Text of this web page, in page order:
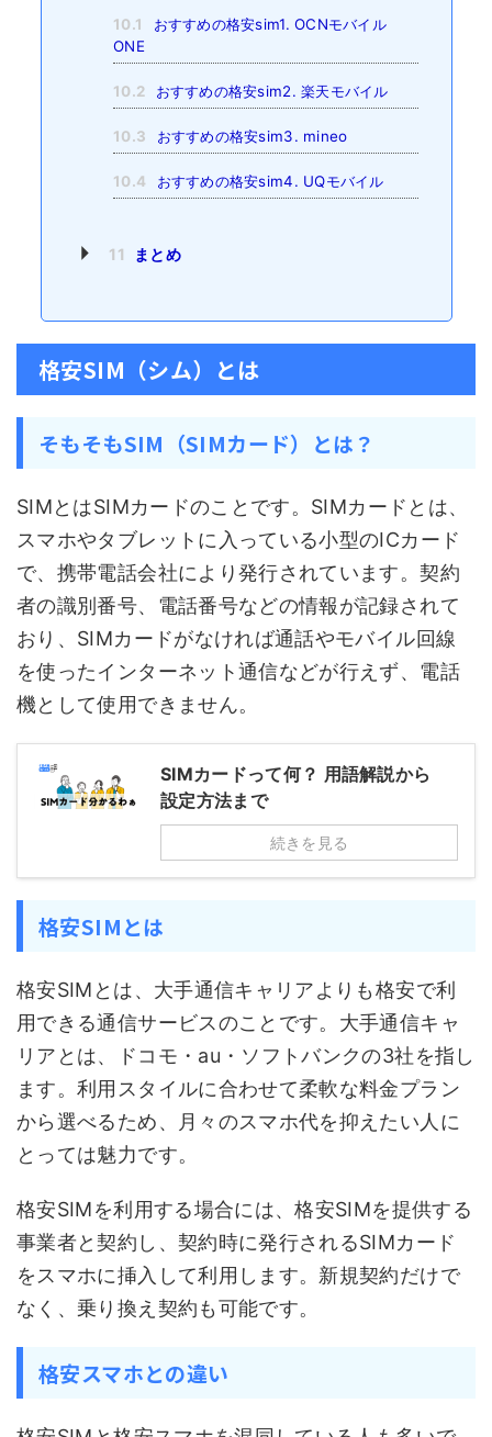
10.1
おすすめの格安sim1. OCNモバイル
ONE
10.2 おすすめの格安sim2. 楽天モバイル
10.3 おすすめの格安sim3. mineo
10.4 おすすめの格安sim4. UQモバイル
11 まとめ
格安SIM（シム）とは
そもそもSIM（SIMカード）とは？
SIMとはSIMカードのことです。SIMカードとは、
スマホやタブレットに入っている小型のICカード
で、携帯電話会社により発行されています。契約
者の識別番号、電話番号などの情報が記録されて
おり、SIMカードがなければ通話やモバイル回線
を使ったインターネット通信などが行えず、電話
機として使用できません。
SIMカードって何？ 用語解説から
設定方法まで
続きを見る
格安SIMとは
格安SIMとは、大手通信キャリアよりも格安で利
用できる通信サービスのことです。大手通信キャ
リアとは、ドコモ・au・ソフトバンクの3社を指し
ます。利用スタイルに合わせて柔軟な料金プラン
から選べるため、月々のスマホ代を抑えたい人に
とっては魅力です。
格安SIMを利用する場合には、格安SIMを提供する
事業者と契約し、契約時に発行されるSIMカード
をスマホに挿入して利用します。新規契約だけで
なく、乗り換え契約も可能です。
格安スマホとの違い